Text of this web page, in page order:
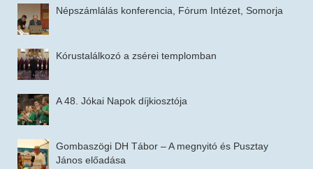
Népszámlálás konferencia, Fórum Intézet, Somorja
Kórustalálkozó a zsérei templomban
A 48. Jókai Napok díjkiosztója
Gombaszögi DH Tábor – A megnyitó és Pusztay
János előadása